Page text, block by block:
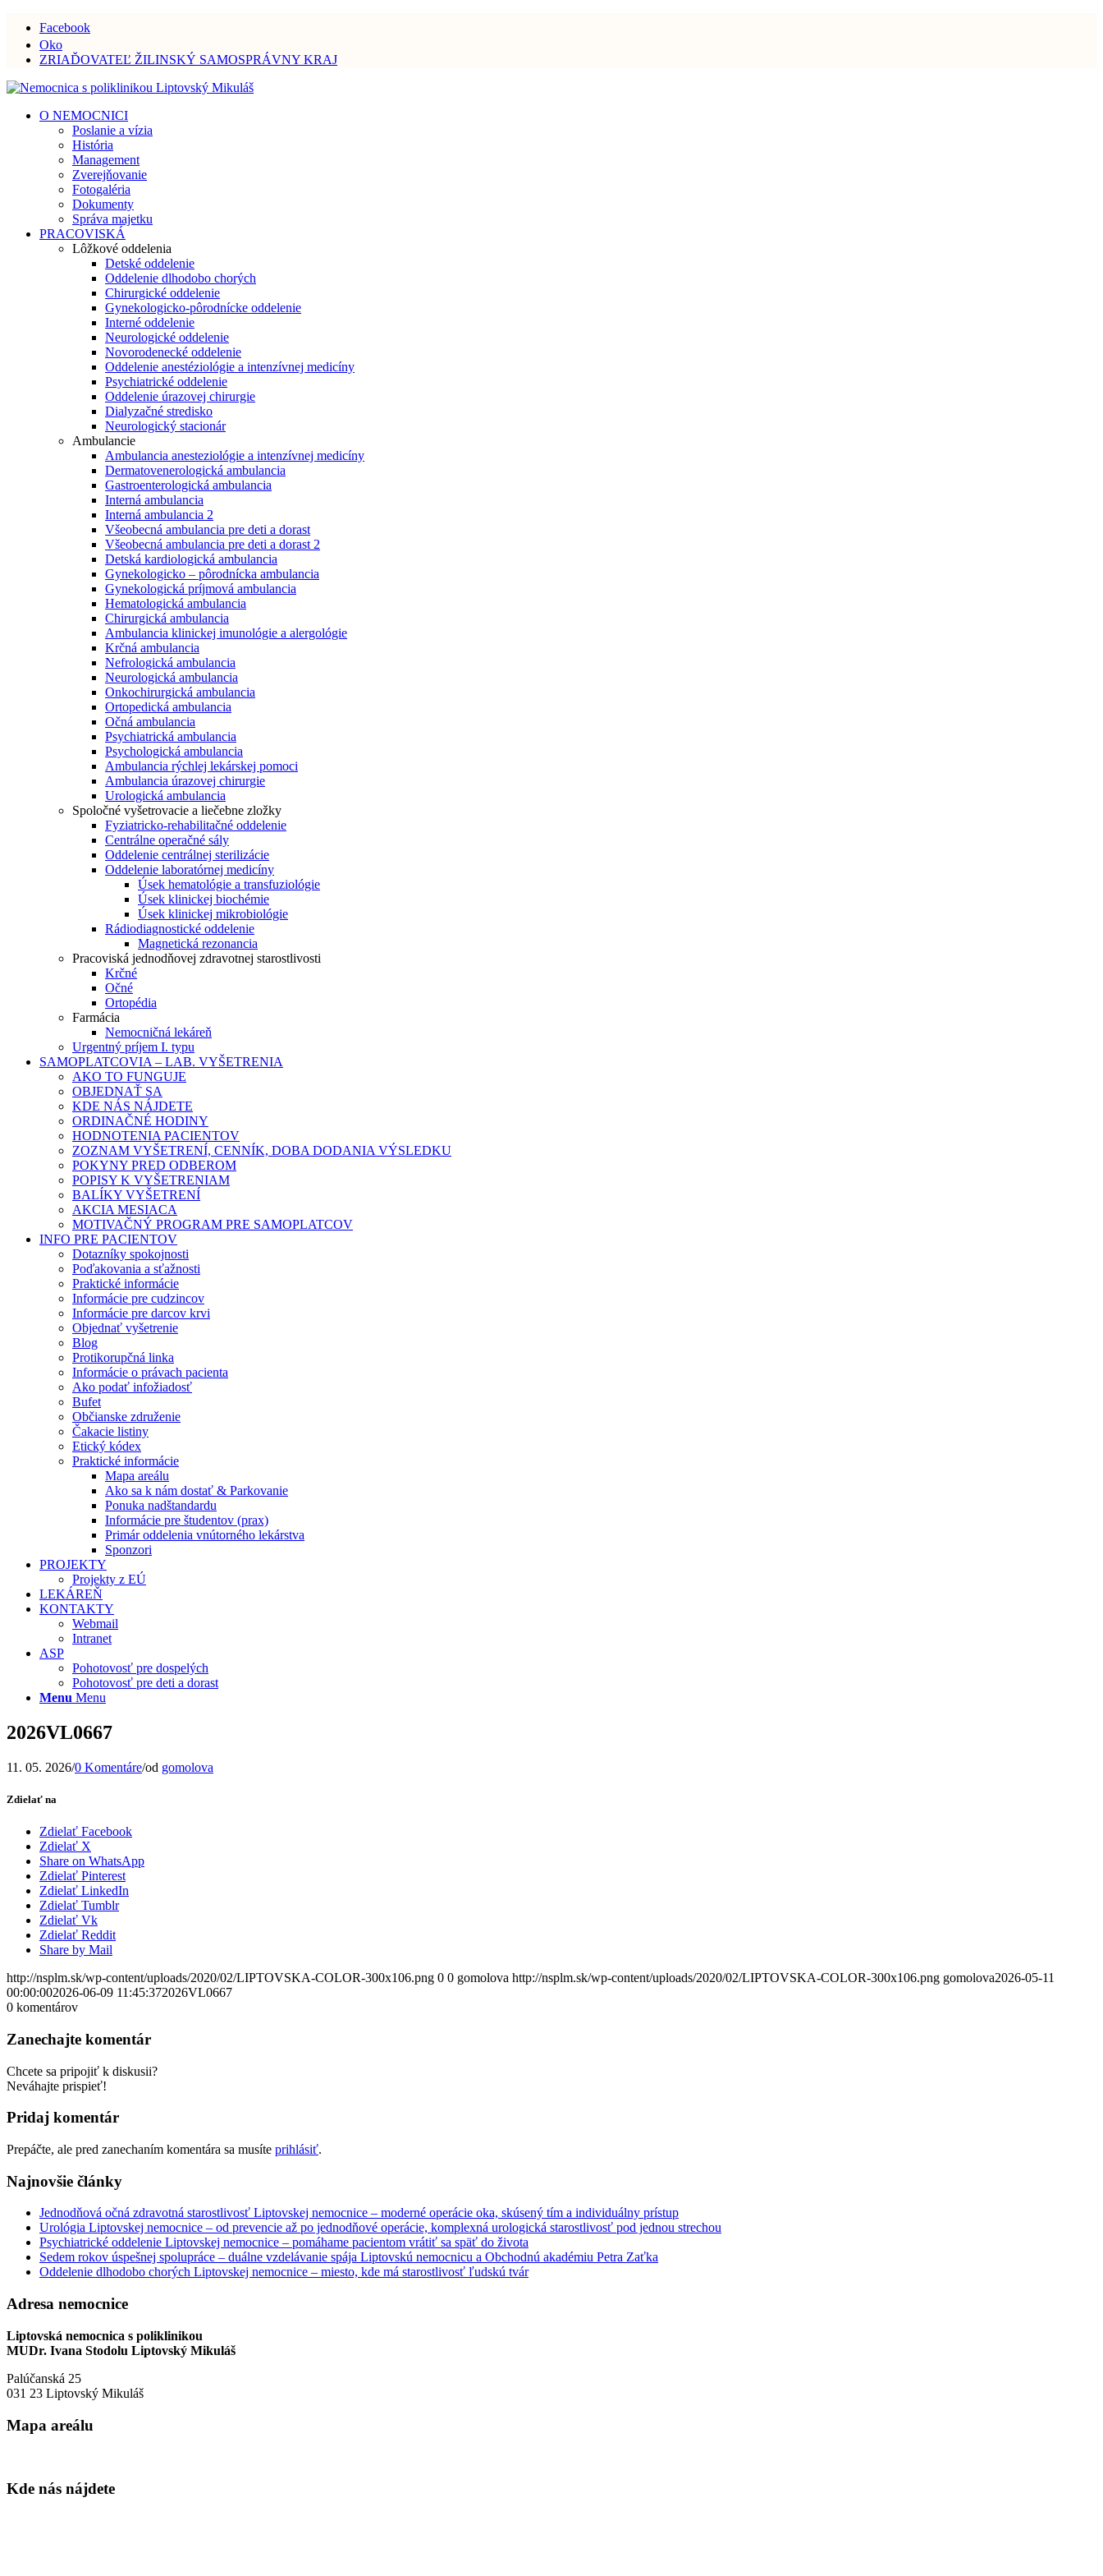
Facebook
Oko
ZRIAĎOVATEĽ ŽILINSKÝ SAMOSPRÁVNY KRAJ
O NEMOCNICI
Poslanie a vízia
História
Management
Zverejňovanie
Fotogaléria
Dokumenty
Správa majetku
PRACOVISKÁ
Lôžkové oddelenia
Detské oddelenie
Oddelenie dlhodobo chorých
Chirurgické oddelenie
Gynekologicko-pôrodnícke oddelenie
Interné oddelenie
Neurologické oddelenie
Novorodenecké oddelenie
Oddelenie anestéziológie a intenzívnej medicíny
Psychiatrické oddelenie
Oddelenie úrazovej chirurgie
Dialyzačné stredisko
Neurologický stacionár
Ambulancie
Ambulancia anesteziológie a intenzívnej medicíny
Dermatovenerologická ambulancia
Gastroenterologická ambulancia
Interná ambulancia
Interná ambulancia 2
Všeobecná ambulancia pre deti a dorast
Všeobecná ambulancia pre deti a dorast 2
Detská kardiologická ambulancia
Gynekologicko – pôrodnícka ambulancia
Gynekologická príjmová ambulancia
Hematologická ambulancia
Chirurgická ambulancia
Ambulancia klinickej imunológie a alergológie
Krčná ambulancia
Nefrologická ambulancia
Neurologická ambulancia
Onkochirurgická ambulancia
Ortopedická ambulancia
Očná ambulancia
Psychiatrická ambulancia
Psychologická ambulancia
Ambulancia rýchlej lekárskej pomoci
Ambulancia úrazovej chirurgie
Urologická ambulancia
Spoločné vyšetrovacie a liečebne zložky
Fyziatricko-rehabilitačné oddelenie
Centrálne operačné sály
Oddelenie centrálnej sterilizácie
Oddelenie laboratórnej medicíny
Úsek hematológie a transfuziológie
Úsek klinickej biochémie
Úsek klinickej mikrobiológie
Rádiodiagnostické oddelenie
Magnetická rezonancia
Pracoviská jednodňovej zdravotnej starostlivosti
Krčné
Očné
Ortopédia
Farmácia
Nemocničná lekáreň
Urgentný príjem I. typu
SAMOPLATCOVIA – LAB. VYŠETRENIA
AKO TO FUNGUJE
OBJEDNAŤ SA
KDE NÁS NÁJDETE
ORDINAČNÉ HODINY
HODNOTENIA PACIENTOV
ZOZNAM VYŠETRENÍ, CENNÍK, DOBA DODANIA VÝSLEDKU
POKYNY PRED ODBEROM
POPISY K VYŠETRENIAM
BALÍKY VYŠETRENÍ
AKCIA MESIACA
MOTIVAČNÝ PROGRAM PRE SAMOPLATCOV
INFO PRE PACIENTOV
Dotazníky spokojnosti
Poďakovania a sťažnosti
Praktické informácie
Informácie pre cudzincov
Informácie pre darcov krvi
Objednať vyšetrenie
Blog
Protikorupčná linka
Informácie o právach pacienta
Ako podať infožiadosť
Bufet
Občianske združenie
Čakacie listiny
Etický kódex
Praktické informácie
Mapa areálu
Ako sa k nám dostať & Parkovanie
Ponuka nadštandardu
Informácie pre študentov (prax)
Primár oddelenia vnútorného lekárstva
Sponzori
PROJEKTY
Projekty z EÚ
LEKÁREŇ
KONTAKTY
Webmail
Intranet
ASP
Pohotovosť pre dospelých
Pohotovosť pre deti a dorast
Menu Menu
2026VL0667
11. 05. 2026/0 Komentáre/od gomolova
Zdielať na
Zdielať Facebook
Zdielať X
Share on WhatsApp
Zdielať Pinterest
Zdielať LinkedIn
Zdielať Tumblr
Zdielať Vk
Zdielať Reddit
Share by Mail
http://nsplm.sk/wp-content/uploads/2020/02/LIPTOVSKA-COLOR-300x106.png 0 0 gomolova http://nsplm.sk/wp-content/uploads/2020/02/LIPTOVSKA-COLOR-300x106.png gomolova2026-05-11
00:00:002026-06-09 11:45:372026VL0667
0 komentárov
Zanechajte komentár
Chcete sa pripojiť k diskusii?
Neváhajte prispieť!
Pridaj komentár
Prepáčte, ale pred zanechaním komentára sa musíte prihlásiť.
Najnovšie články
Jednodňová očná zdravotná starostlivosť Liptovskej nemocnice – moderné operácie oka, skúsený tím a individuálny prístup
Urológia Liptovskej nemocnice – od prevencie až po jednodňové operácie, komplexná urologická starostlivosť pod jednou strechou
Psychiatrické oddelenie Liptovskej nemocnice – pomáhame pacientom vrátiť sa späť do života
Sedem rokov úspešnej spolupráce – duálne vzdelávanie spája Liptovskú nemocnicu a Obchodnú akadémiu Petra Zaťka
Oddelenie dlhodobo chorých Liptovskej nemocnice – miesto, kde má starostlivosť ľudskú tvár
Adresa nemocnice
Liptovská nemocnica s poliklinikou
MUDr. Ivana Stodolu Liptovský Mikuláš
Palúčanská 25
031 23 Liptovský Mikuláš
Mapa areálu
Kde nás nájdete